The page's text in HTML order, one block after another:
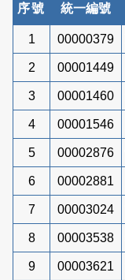
序號 統一編號
1 00000379
2 00001449
3 00001460
4 00001546
5 00002876
6 00002881
7 00003024
8 00003538
9 00003621